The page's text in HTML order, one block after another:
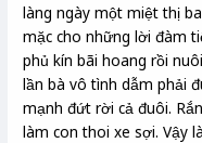
làng ngày một miệt thị
mặc cho những lời đàm
phủ kín bãi hoang rồi
lần bà vô tình dẫm phải
mạnh đứt rời cả đuôi.
làm con thoi xe sợi. Vậy